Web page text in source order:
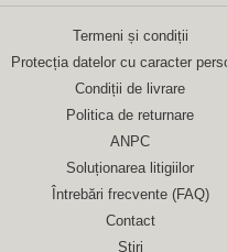
Termeni și condiții
Protecția datelor cu caracter
Condiții de livrare
Politica de returnare
ANPC
Soluționarea litigiilor
Întrebări frecvente (FAQ)
Contact
Ştiri